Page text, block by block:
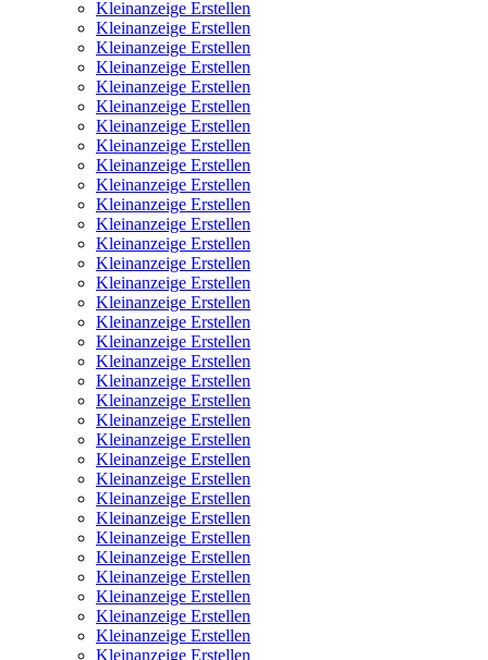
Kleinanzeige Erstellen
Kleinanzeige Erstellen
Kleinanzeige Erstellen
Kleinanzeige Erstellen
Kleinanzeige Erstellen
Kleinanzeige Erstellen
Kleinanzeige Erstellen
Kleinanzeige Erstellen
Kleinanzeige Erstellen
Kleinanzeige Erstellen
Kleinanzeige Erstellen
Kleinanzeige Erstellen
Kleinanzeige Erstellen
Kleinanzeige Erstellen
Kleinanzeige Erstellen
Kleinanzeige Erstellen
Kleinanzeige Erstellen
Kleinanzeige Erstellen
Kleinanzeige Erstellen
Kleinanzeige Erstellen
Kleinanzeige Erstellen
Kleinanzeige Erstellen
Kleinanzeige Erstellen
Kleinanzeige Erstellen
Kleinanzeige Erstellen
Kleinanzeige Erstellen
Kleinanzeige Erstellen
Kleinanzeige Erstellen
Kleinanzeige Erstellen
Kleinanzeige Erstellen
Kleinanzeige Erstellen
Kleinanzeige Erstellen
Kleinanzeige Erstellen
Kleinanzeige Erstellen